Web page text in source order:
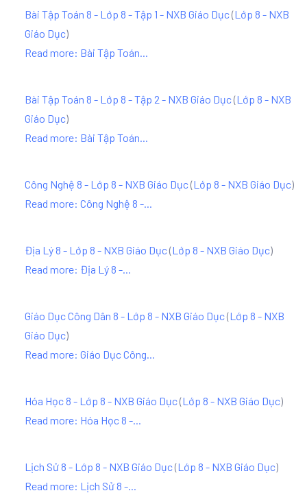
Bài Tập Toán 8 - Lớp 8 - Tập 1 - NXB Giáo Dục(Lớp 8 - NXB
Giáo Dục)
Read more: Bài Tập Toán...
Bài Tập Toán 8 - Lớp 8 - Tập 2 - NXB Giáo Dục(Lớp 8 - NXB
Giáo Dục)
Read more: Bài Tập Toán...
Công Nghệ 8 - Lớp 8 - NXB Giáo Dục(Lớp 8 - NXB Giáo Dục)
Read more: Công Nghệ 8 -...
Địa Lý 8 - Lớp 8 - NXB Giáo Dục(Lớp 8 - NXB Giáo Dục)
Read more: Địa Lý 8 -...
Giáo Dục Công Dân 8 - Lớp 8 - NXB Giáo Dục(Lớp 8 - NXB
Giáo Dục)
Read more: Giáo Dục Công...
Hóa Học 8 - Lớp 8 - NXB Giáo Dục(Lớp 8 - NXB Giáo Dục)
Read more: Hóa Học 8 -...
Lịch Sử 8 - Lớp 8 - NXB Giáo Dục(Lớp 8 - NXB Giáo Dục)
Read more: Lịch Sử 8 -...